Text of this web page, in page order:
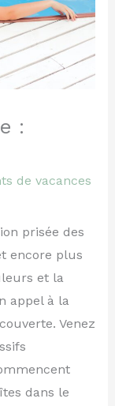
:
de vacances
prisée des
encore plus
et la
appel à la
Venez
dans le